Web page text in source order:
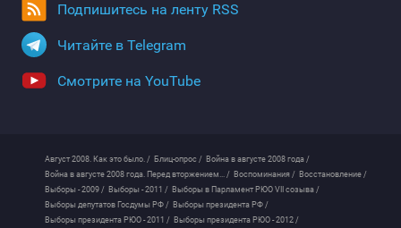
Подпишитесь на ленту RSS
Читайте в Telegram
Смотрите на YouTube
Август 2008. Как это было. / Блиц-опрос / Война в августе 2008 года /
Война в августе 2008 года. Перед вторжением... / Воспоминания / Восстановление /
Выборы - 2009 / Выборы - 2011 / Выборы в Парламент РЮО VII созыва /
Выборы депутатов Госдумы РФ / Выборы президента РФ /
Выборы президента РЮО - 2011 / Выборы президента РЮО - 2012 /